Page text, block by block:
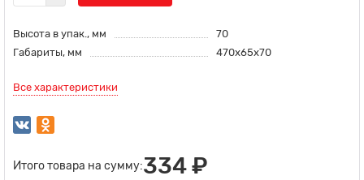
Высота в упак., мм
70
Габариты, мм
470х65х70
Все характеристики
Итого товара на сумму:334 ₽